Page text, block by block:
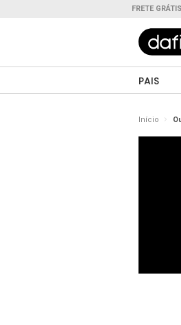
FRETE
PAIS
Início